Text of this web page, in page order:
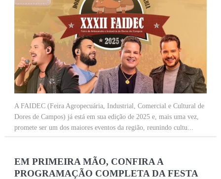
A FAIDEC (Feira Agropecuária, Industrial, Comercial e Cultural de
Dores de Campos) já está em sua edição de 2025 e, mais uma vez,
promete ser um dos maiores eventos da região, reunindo cultu...
EM PRIMEIRA MÃO, CONFIRA A
PROGRAMAÇÃO COMPLETA DA FESTA